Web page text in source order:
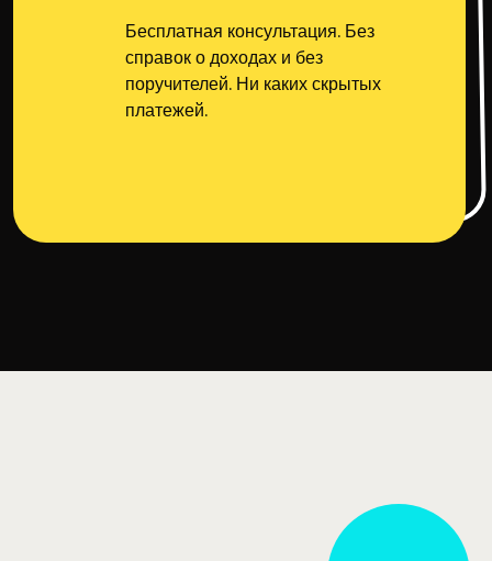
Бесплатная консультация. Без
справок о доходах и без
поручителей. Ни каких скрытых
платежей.